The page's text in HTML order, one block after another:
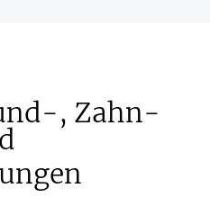
, Zahn-